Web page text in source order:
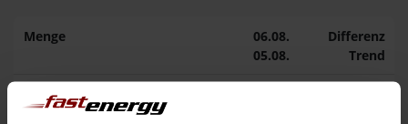
Menge
06.08.
05.08.
Differenz
Trend
1.000 Liter